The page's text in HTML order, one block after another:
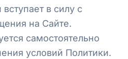
в силу с
на Сайте.
самостоятельно
условий Политики.